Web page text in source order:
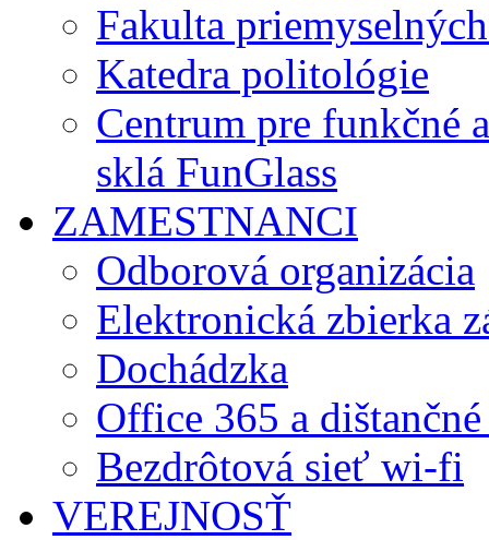
Fakulta
Katedra politológie
Centrum pre funkčné
sklá FunGlass
ZAMESTNANCI
Odborová organizácia
Elektronická zbierka
Dochádzka
Office 365 a
Bezdrôtová sieť wi-fi
VEREJNOSŤ